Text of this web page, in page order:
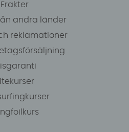
Frakter
andra länder
reklamationer